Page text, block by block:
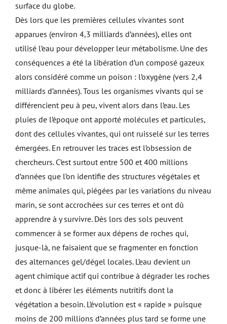
surface du globe.
Dès lors que les premières cellules vivantes sont
apparues (environ 4,3 milliards d’années), elles ont
utilisé l’eau pour développer leur métabolisme. Une des
conséquences a été la libération d’un composé gazeux
alors considéré comme un poison : l’oxygène (vers 2,4
milliards d’années). Tous les organismes vivants qui se
différencient peu à peu, vivent alors dans l’eau. Les
pluies de l’époque ont apporté molécules et particules,
dont des cellules vivantes, qui ont ruisselé sur les terres
émergées. En retrouver les traces est l’obsession de
chercheurs. C’est surtout entre 500 et 400 millions
d’années que l’on identifie des structures végétales et
même animales qui, piégées par les variations du niveau
marin, se sont accrochées sur ces terres et ont dû
apprendre à y survivre. Dès lors des sols peuvent
commencer à se former aux dépens de roches qui,
jusque-là, ne faisaient que se fragmenter en fonction
des alternances gel/dégel locales. L’eau devient un
agent chimique actif qui contribue à dégrader les roches
et donc à libérer les éléments nutritifs dont la
végétation a besoin. L’évolution est « rapide » puisque
moins de 200 millions d’années plus tard se forme une